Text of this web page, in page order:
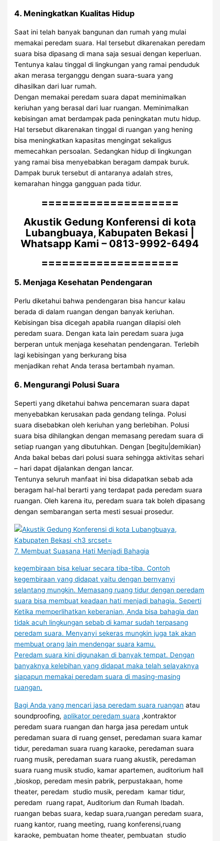
4. Meningkatkan Kualitas Hidup
Saat ini telah banyak bangunan dan rumah yang mulai
memakai peredam suara. Hal tersebut dikarenakan peredam
suara bisa dipasang di mana saja sesuai dengan keperluan.
Tentunya kalau tinggal di lingkungan yang ramai penduduk
akan merasa terganggu dengan suara-suara yang
dihasilkan dari luar rumah.
Dengan memakai peredam suara dapat meminimalkan
keriuhan yang berasal dari luar ruangan. Meminimalkan
kebisingan amat berdampak pada peningkatan mutu hidup.
Hal tersebut dikarenakan tinggal di ruangan yang hening
bisa meningkatkan kapasitas mengingat sekaligus
memecahkan persoalan. Sedangkan hidup di lingkungan
yang ramai bisa menyebabkan beragam dampak buruk.
Dampak buruk tersebut di antaranya adalah stres,
kemarahan hingga gangguan pada tidur.
====================
Akustik Gedung Konferensi di kota
Lubangbuaya, Kabupaten Bekasi |
Whatsapp Kami – 0813-9992-6494
====================
5. Menjaga Kesehatan Pendengaran
Perlu diketahui bahwa pendengaran bisa hancur kalau
berada di dalam ruangan dengan banyak keriuhan.
Kebisingan bisa dicegah apabila ruangan dilapisi oleh
peredam suara. Dengan kata lain peredam suara juga
berperan untuk menjaga kesehatan pendengaran. Terlebih
lagi kebisingan yang berkurang bisa
menjadikan rehat Anda terasa bertambah nyaman.
6. Mengurangi Polusi Suara
Seperti yang diketahui bahwa pencemaran suara dapat
menyebabkan kerusakan pada gendang telinga. Polusi
suara disebabkan oleh keriuhan yang berlebihan. Polusi
suara bisa dihilangkan dengan memasang peredam suara di
setiap ruangan yang dibutuhkan. Dengan [begitu|demikian}
Anda bakal bebas dari polusi suara sehingga aktivitas sehari
– hari dapat dijalankan dengan lancar.
Tentunya seluruh manfaat ini bisa didapatkan sebab ada
beragam hal-hal berarti yang terdapat pada peredam suara
ruangan. Oleh karena itu, peredam suara tak boleh dipasang
dengan sembarangan serta mesti sesuai prosedur.
7. Membuat Suasana Hati Menjadi Bahagia
kegembiraan bisa keluar secara tiba-tiba. Contoh
kegembiraan yang didapat yaitu dengan bernyanyi
selantang mungkin. Memasang ruang tidur dengan peredam
suara bisa membuat keadaan hati menjadi bahagia. Seperti
Ketika memperlihatkan keberanian, Anda bisa bahagia dan
tidak acuh lingkungan sebab di kamar sudah terpasang
peredam suara. Menyanyi sekeras mungkin juga tak akan
membuat orang lain mendengar suara kamu.
Peredam suara kini digunakan di banyak tempat. Dengan
banyaknya kelebihan yang didapat maka telah selayaknya
siapapun memakai peredam suara di masing-masing
ruangan.
Bagi Anda yang mencarijasa peredam suara ruangan atau
soundproofing,aplikator peredam suara ,kontraktor
peredam suara ruangan dan harga jasa peredam untuk
peredaman suara di ruang genset, peredaman suara kamar
tidur, peredaman suara ruang karaoke, peredaman suara
ruang musik, peredaman suara ruang akustik, peredaman
suara ruang musik studio, kamar apartemen, auditorium hall
,bioskop, peredam mesin pabrik, perpustakaan, home
theater, peredam studio musik, peredam kamar tidur,
peredam ruang rapat, Auditorium dan Rumah Ibadah.
ruangan bebas suara, kedap suara,ruangan peredam suara,
ruang kantor, ruang meeting, ruang konferensi,ruang
karaoke, pembuatan home theater, pembuatan studio